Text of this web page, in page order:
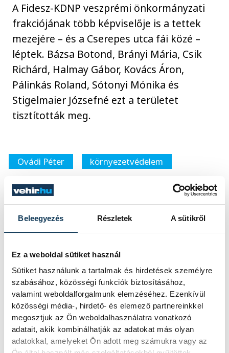
Beleegyezés Részletek A sütikről
Ez a weboldal sütiket használ
Sütiket használunk a tartalmak és hirdetések személyre
szabásához, közösségi funkciók biztosításához,
valamint weboldalforgalmunk elemzéséhez. Ezenkívül
közösségi média-, hirdető- és elemező partnereinkkel
megosztjuk az Ön weboldalhasználatra vonatkozó
adatait, akik kombinálhatják az adatokat más olyan
adatokkal, amelyeket Ön adott meg számukra vagy az
A Fidesz-KDNP veszprémi önkormányzati
frakciójának több képviselője is a tettek
mezejére – és a Cserepes utca fái közé –
léptek. Bázsa Botond, Brányi Mária, Csik
Richárd, Halmay Gábor, Kovács Áron,
Pálinkás Roland, Sótonyi Mónika és
Stigelmaier Józsefné ezt a területet
tisztították meg.
Ovádi Péter
környezetvédelem
önkéntesség
Szentgál
SZERZŐ
vehir.hu
Attila
FOTÓS
Kovács
Bálint